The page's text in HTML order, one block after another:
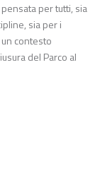
per tutti, sia
sia per i
contesto
del Parco al